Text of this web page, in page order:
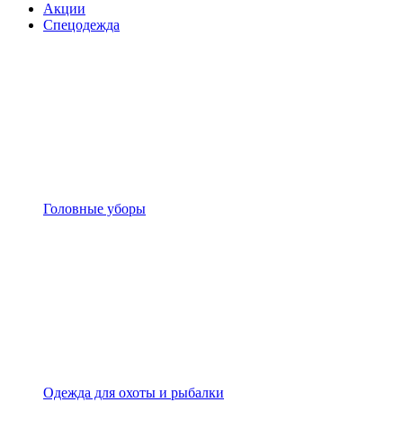
Акции
Спецодежда
Головные уборы
Одежда для охоты и рыбалки